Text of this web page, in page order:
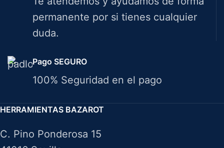
permanente por si tienes cualquier
duda.
Pago SEGURO
100% Seguridad en el pago
HERRAMIENTAS BAZAROT
C. Pino Ponderosa 15